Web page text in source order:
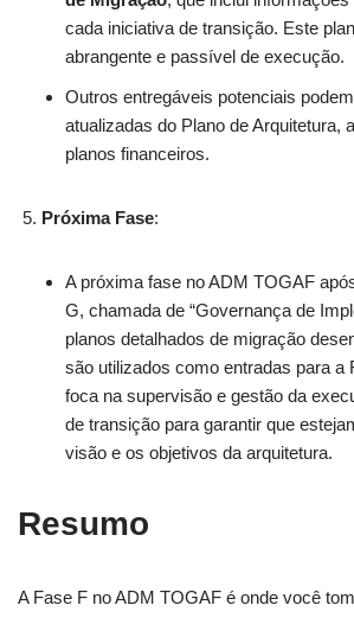
cada iniciativa de transição. Este
abrangente e passível de execução.
Outros entregáveis potenciais
atualizadas do Plano de Arquitetura,
planos financeiros.
Próxima Fase:
A próxima fase no ADM TOGAF
G, chamada de “Governança de
planos detalhados de migração
são utilizados como entradas para a
foca na supervisão e gestão da
de transição para garantir que
visão e os objetivos da arquitetura.
Resumo
A Fase F no ADM TOGAF é onde você